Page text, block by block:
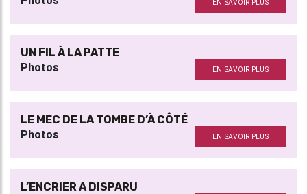
EN SAVOIR PLUS
UN FIL À LA PATTE
Photos EN SAVOIR PLUS
LE MEC DE LA TOMBE D’À CÔTÉ
Photos EN SAVOIR PLUS
L’ENCRIER A DISPARU